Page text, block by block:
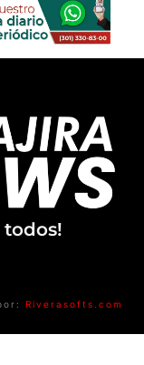
todos!
Riverasofts.com